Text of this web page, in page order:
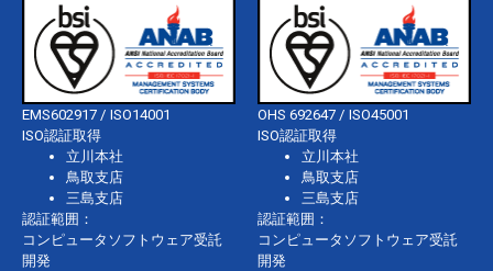
EMS602917 / ISO14001
ISO認証取得
立川本社
鳥取支店
三島支店
認証範囲：
コンピュータソフトウェア受託
開発
OHS 692647 / ISO45001
ISO認証取得
立川本社
鳥取支店
三島支店
認証範囲：
コンピュータソフトウェア受託
開発